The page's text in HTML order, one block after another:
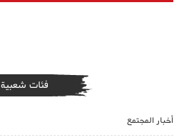
فئات شعبية
أخبار المجتمع